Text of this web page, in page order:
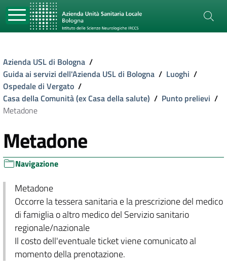
Azienda USL di Bologna /
Guida ai servizi dell'Azienda USL di Bologna / Luoghi /
Ospedale di Vergato /
Casa della Comunità (ex Casa della salute) / Punto prelievi /
Metadone
Metadone
Navigazione
Metadone
Occorre la tessera sanitaria e la prescrizione del medico
di famiglia o altro medico del Servizio sanitario
regionale/nazionale
Il costo dell'eventuale ticket viene comunicato al
momento della prenotazione.